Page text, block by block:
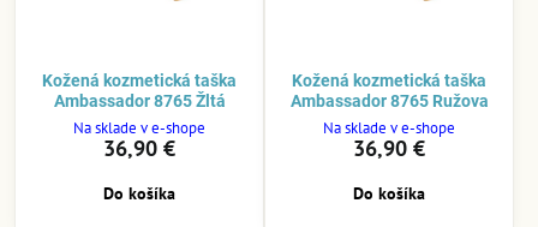
Kožená kozmetická taška
Ambassador 8765 Žltá
Na sklade v e-shope
36,90 €
Do košíka
Kožená kozmetická taška
Ambassador 8765 Ružova
Na sklade v e-shope
36,90 €
Do košíka